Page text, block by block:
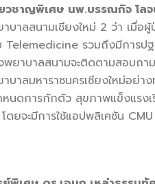
ยวชาญพิเศษ นพ.บรรณกิจ โล
บาลสนามเชียงใหม่ 2 ว่า เมื่
Telemedicine รวมถึงมีการป
ยาบาลสนามจะติดตามสอบถา
าบาลมหาราชนครเชียงใหม่อ
นดการกักตัว สุขภาพแข็งแรง
ดยจะมีการใช้แอปพลิเคชัน